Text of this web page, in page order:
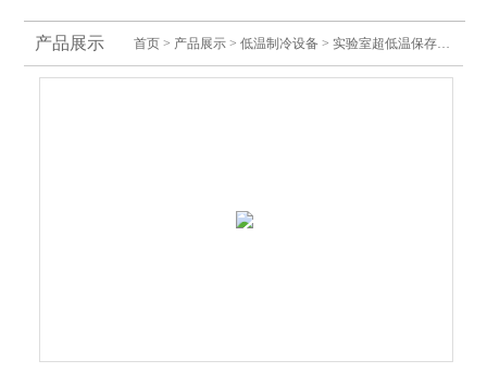
产品展示 首页 > 产品展示 >低温制冷设备 >实验室超低温保存箱